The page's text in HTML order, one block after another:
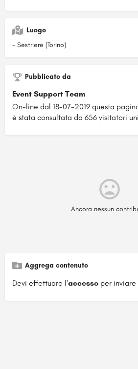
Luogo
- Sestriere (Torino)
Pubblicato da
Event Support Team
On-line dal 18-07-2019 questa
è stata consultata da 656 visitatori
Ancora nessun
Aggrega contenuto
Devi effettuare l'accesso per inviare